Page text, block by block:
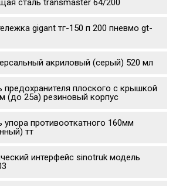
сталь transmaster 64/200
gigant тг-150 п 200 пневмо gt-
акриловый (серый) 520 мл
предохранителя плоского с крышкой
(до 25а) резиновый корпус
упора противооткатного 160мм
тт
интерфейс sinotruk модель